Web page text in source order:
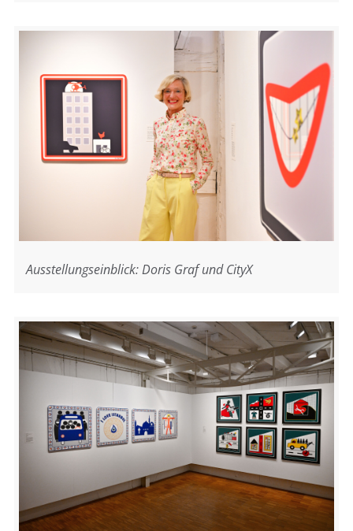
Ausstellungseinblick: Doris Graf und CityX